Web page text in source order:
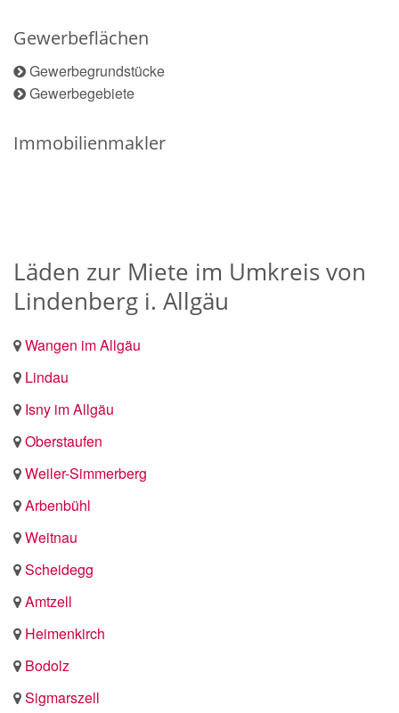
Gewerbeflächen
Gewerbegrundstücke
Gewerbegebiete
Immobilienmakler
Läden zur Miete im Umkreis von
Lindenberg i. Allgäu
Wangen im Allgäu
Lindau
Isny im Allgäu
Oberstaufen
Weiler-Simmerberg
Arbenbühl
Weitnau
Scheidegg
Amtzell
Heimenkirch
Bodolz
Sigmarszell